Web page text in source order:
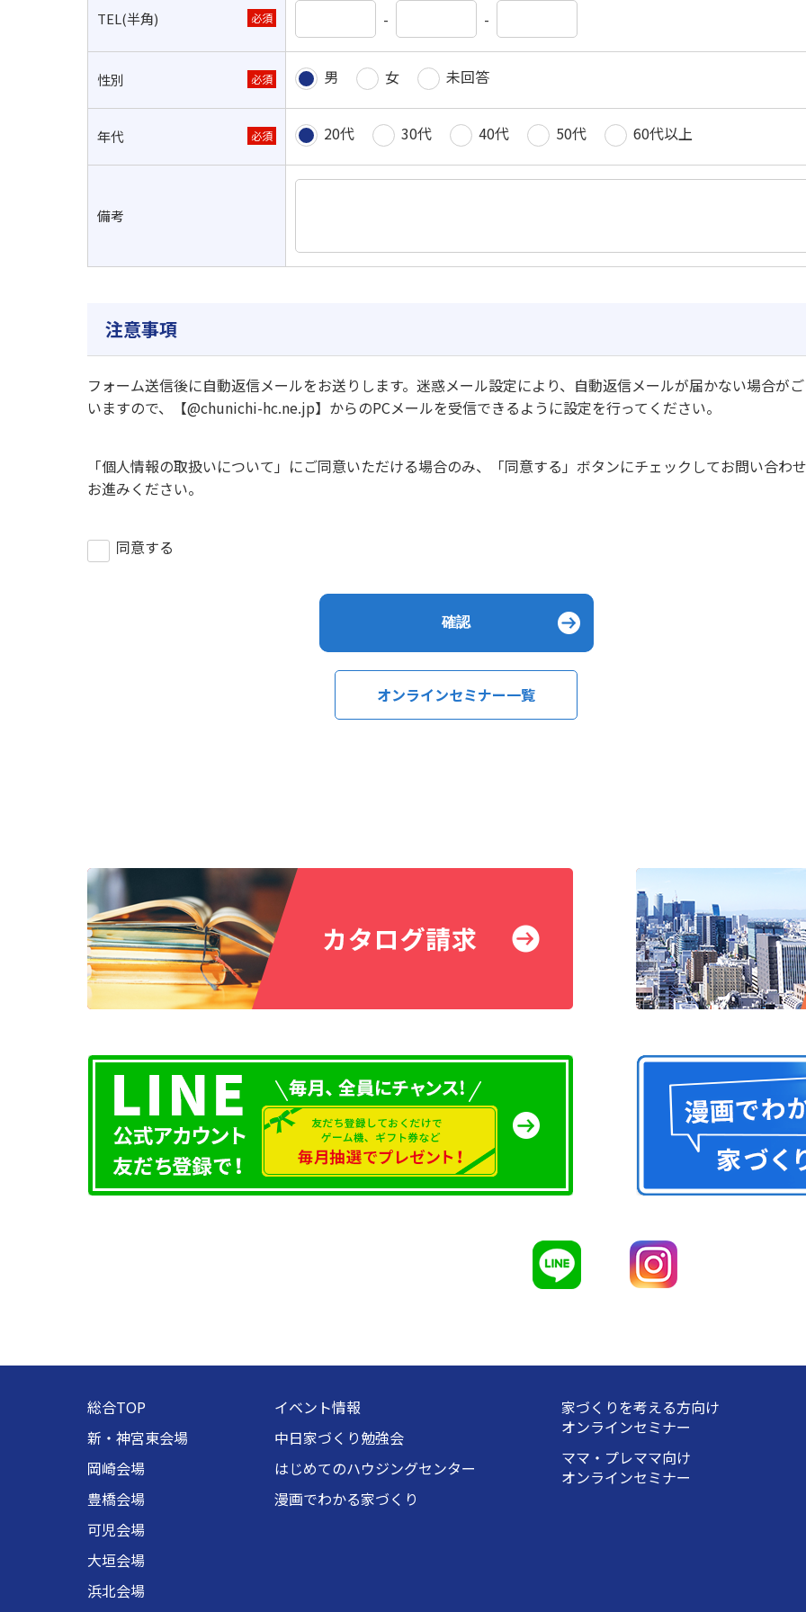
TEL(半角) 必須 - -
性別 必須 男 女 未回答
年代 必須 20代 30代 40代 50代 60代以上
備考
注意事項
フォーム送信後に自動返信メールをお送りします。迷惑メール設定により、自動返信メールが届かない場合が
いますので、【@chunichi-hc.ne.jp】からのPCメールを受信できるように設定を行ってください。
「個人情報の取扱いについて 」にご同意いただける場合のみ、「同意する」ボタンにチェックしてお問い合わ
お進みください。
同意する
オンラインセミナー一覧
総合TOP
新・神宮東会場
岡崎会場
豊橋会場
可児会場
大垣会場
浜北会場
イベント情報
中日家づくり勉強会
はじめてのハウジングセンター
漫画でわかる家づくり
家づくりを考える方向け
オンラインセミナー
ママ・プレママ向け
オンラインセミナー